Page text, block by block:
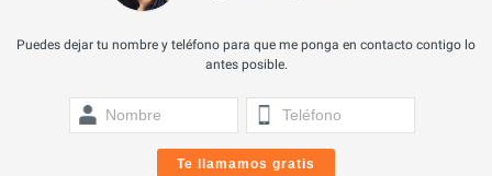
Puedes dejar tu nombre y teléfono para que me ponga en contacto contigo lo
antes posible.
Te llamamos gratis